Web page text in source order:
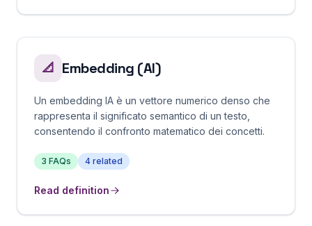
📐 Embedding (AI)
Un embedding IA è un vettore numerico denso che
rappresenta il significato semantico di un testo,
consentendo il confronto matematico dei concetti.
3 FAQs 4 related
Read definition